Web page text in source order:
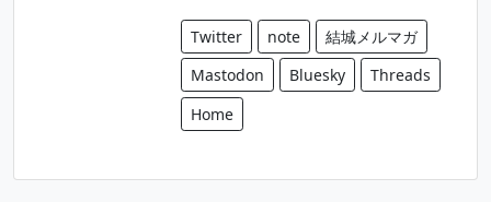
Twitter note
結城メルマガ
Mastodon
Bluesky
Threads
Home